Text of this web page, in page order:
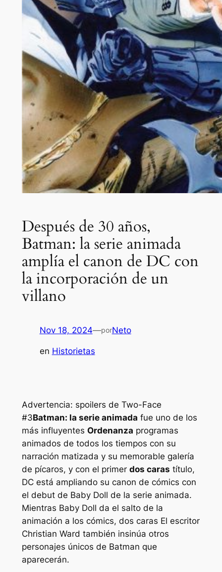
Después de 30 años,
Batman: la serie animada
amplía el canon de DC con
la incorporación de un
villano
Nov 18, 2024—porNeto
en Historietas
Advertencia: spoilers de Two-Face
#3Batman: la serie animada fue uno de los
más influyentes Ordenanza programas
animados de todos los tiempos con su
narración matizada y su memorable galería
de pícaros, y con el primer dos caras título,
DC está ampliando su canon de cómics con
el debut de Baby Doll de la serie animada.
Mientras Baby Doll da el salto de la
animación a los cómics, dos caras El escritor
Christian Ward también insinúa otros
personajes únicos de Batman que
aparecerán.